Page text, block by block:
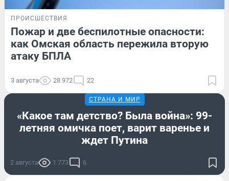
ПРОИСШЕСТВИЯ
Пожар и две беспилотные опасности:
как Омская область пережила вторую
атаку БПЛА
3 августа 28 972 22
СТРАНА И МИР
«Какое там детство? Была война»: 99-
летняя омичка поет, варит варенье и
ждет Путина
2 августа 1 773 6